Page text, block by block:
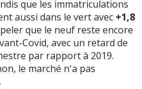
que les immatriculations
aussi dans le vert avec +1,8
que le neuf reste encore
Covid, avec un retard de
par rapport à 2019.
le marché n'a pas